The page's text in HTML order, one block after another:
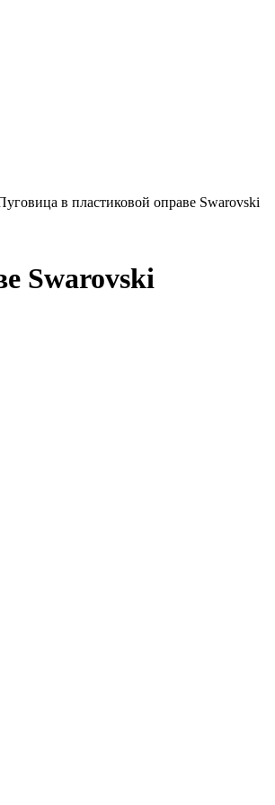
в пластиковой оправе Swarovski
Swarovski